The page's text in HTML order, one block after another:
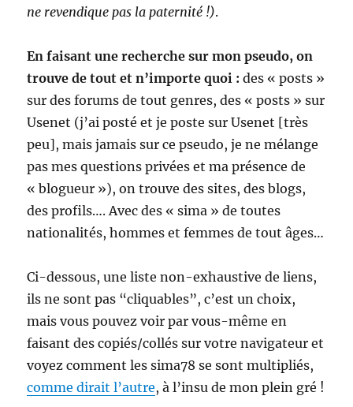
ne revendique pas la paternité !).
En faisant une recherche sur mon pseudo, on
trouve de tout et n’importe quoi : des « posts »
sur des forums de tout genres, des « posts » sur
Usenet (j’ai posté et je poste sur Usenet [très
peu], mais jamais sur ce pseudo, je ne mélange
pas mes questions privées et ma présence de
« blogueur »), on trouve des sites, des blogs,
des profils…. Avec des « sima » de toutes
nationalités, hommes et femmes de tout âges…
Ci-dessous, une liste non-exhaustive de liens,
ils ne sont pas “cliquables”, c’est un choix,
mais vous pouvez voir par vous-même en
faisant des copiés/collés sur votre navigateur et
voyez comment les sima78 se sont multipliés,
comme dirait l’autre, à l’insu de mon plein gré !